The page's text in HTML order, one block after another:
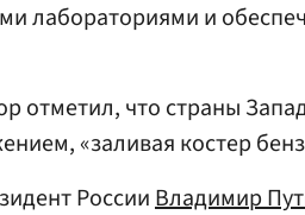
лабораториями и
отметил, что страны
«заливая костер
РоссииВладимир